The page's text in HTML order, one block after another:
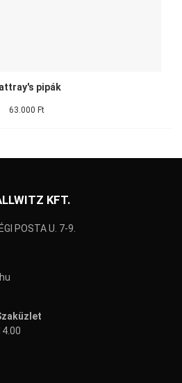
pipák
63.000 Ft
KFT.
POSTA U. 7-9.